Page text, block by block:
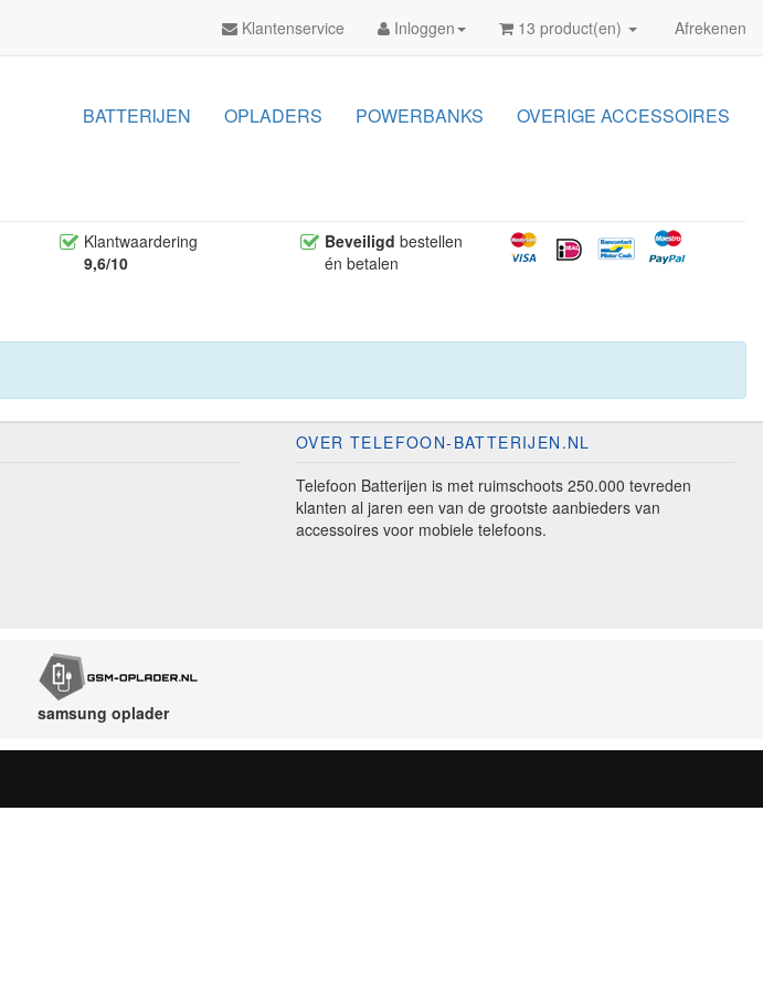
Klantenservice Inloggen 13 product(en) Afrekenen
BATTERIJEN OPLADERS POWERBANKS OVERIGE ACCESSOIRES
Klantwaardering
9,6/10
Beveiligd bestellen
én betalen
OVER TELEFOON-BATTERIJEN.NL
Telefoon Batterijen is met ruimschoots 250.000 tevreden
klanten al jaren een van de grootste aanbieders van
accessoires voor mobiele telefoons.
samsung oplader